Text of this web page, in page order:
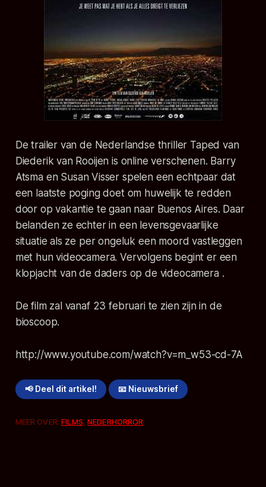
De trailer van de Nederlandse thriller Taped van
Diederik van Rooijen is online verschenen. Barry
Atsmaen Susan Visser spelen een echtpaar dat
een laatste poging doet om huwelijk te redden
door op vakantie te gaan naar Buenos Aires. Daar
belanden ze echter in een levensgevaarlijke
situatie als ze per ongeluk een moord vastleggen
met hun videocamera. Vervolgens begint er een
klopjacht van de daders op de videocamera .
De film zal vanaf 23 februari te zien zijn in de
bioscoop.
http://www.youtube.com/watch?v=m_w53-cd-7A
📢 Deel dit artikel! 📧 Nieuwsbrief
MEER OVER:FILMS,NEDERHORROR